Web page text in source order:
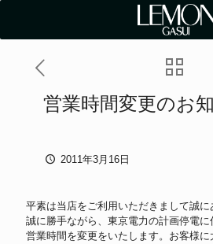
営業時間変更のお
2011年3月16日
平素は当店をご利用いただきまして誠に
誠に勝手ながら、東京電力の計画停電に
営業時間を変更をいたします。お客様